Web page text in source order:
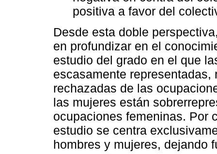
positiva a favor del
Desde esta doble
en profundizar en el
estudio del grado en el que
escasamente
rechazadas de las
las mujeres están
ocupaciones femeninas. Por
estudio se centra
hombres y mujeres, dejando